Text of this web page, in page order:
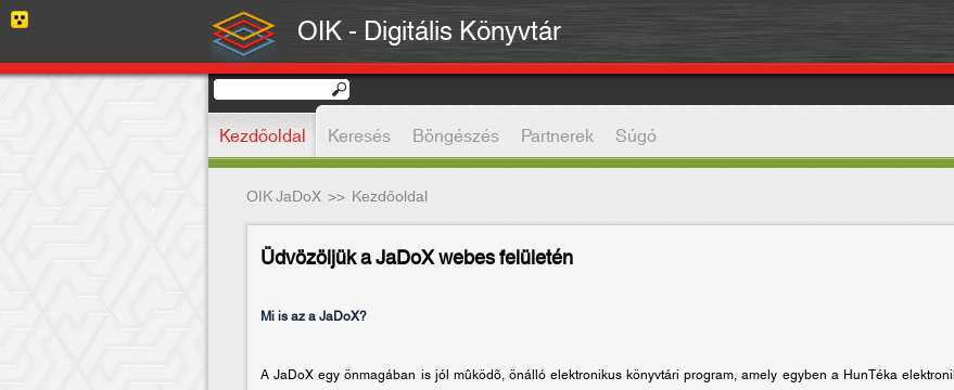
OIK - Digitális Könyvtár
Kezdőoldal Keresés Böngészés Partnerek Súgó
OIK JaDoX >> Kezdőoldal
Üdvözöljük a JaDoX webes felületén
Mi is az a JaDoX?
A JaDoX egy önmagában is jól mûködõ, önálló elektronikus könyvtári program, amely egyben a HunTéka